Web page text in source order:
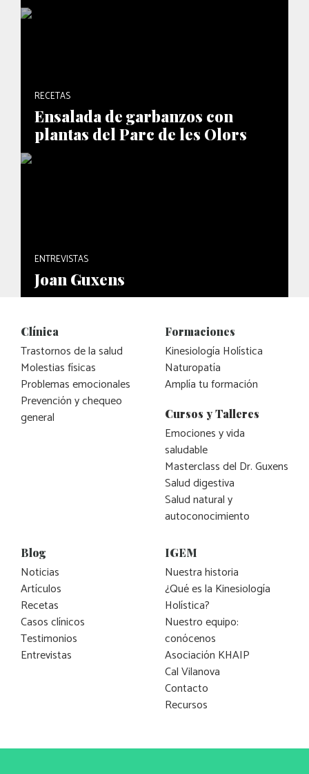
RECETAS
Ensalada de garbanzos con
plantas del Parc de les Olors
ENTREVISTAS
Joan Guxens
Clínica
Trastornos de la salud
Molestias físicas
Problemas emocionales
Prevención y chequeo
general
Formaciones
Kinesiología Holística
Naturopatía
Amplía tu formación
Cursos y Talleres
Emociones y vida
saludable
Masterclass del Dr. Guxens
Salud digestiva
Salud natural y
autoconocimiento
Blog
Noticias
Artículos
Recetas
Casos clínicos
Testimonios
Entrevistas
IGEM
Nuestra historia
¿Qué es la Kinesiología
Holística?
Nuestro equipo:
conócenos
Asociación KHAIP
Cal Vilanova
Contacto
Recursos